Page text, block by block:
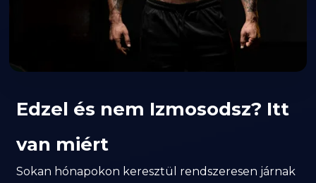
Edzel és nem Izmosodsz? Itt
van miért
Sokan hónapokon keresztül rendszeresen járnak